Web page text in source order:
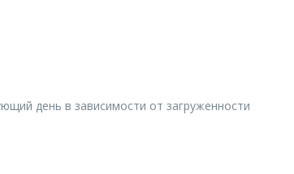
день в зависимости от загруженности